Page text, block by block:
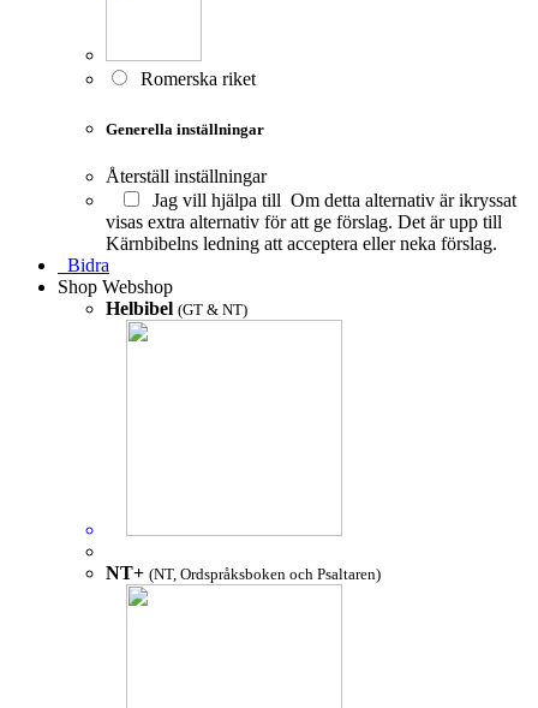
Romerska riket
Generella inställningar
Återställ inställningar
Jag vill hjälpa till Om detta alternativ är ikryssat
visas extra alternativ för att ge förslag. Det är upp till
Kärnbibelns ledning att acceptera eller neka förslag.
Bidra
Shop Webshop
Helbibel (GT & NT)
NT+ (NT, Ordspråksboken och Psaltaren)